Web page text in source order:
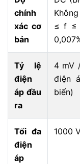
chính
xác cơ
bản
≤ f ≤
Tỷ lệ
điện
áp đầu
ra
4 mV
điện
biến)
Tối đa
điện
áp
1000